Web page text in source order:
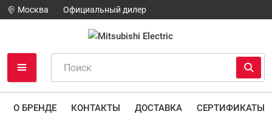
Москва Официальный дилер
О БРЕНДЕ КОНТАКТЫ ДОСТАВКА СЕРТИФИКАТЫ